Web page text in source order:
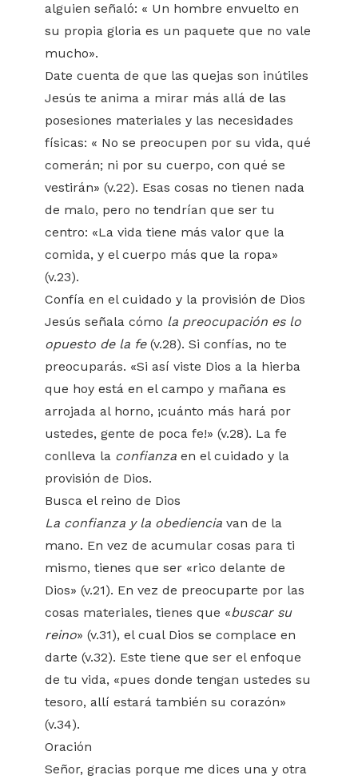
alguien señaló: « Un hombre envuelto en
su propia gloria es un paquete que no vale
mucho».
Date cuenta de que las quejas son inútiles
Jesús te anima a mirar más allá de las
posesiones materiales y las necesidades
físicas: « No se preocupen por su vida, qué
comerán; ni por su cuerpo, con qué se
vestirán» (v.22). Esas cosas no tienen nada
de malo, pero no tendrían que ser tu
centro: «La vida tiene más valor que la
comida, y el cuerpo más que la ropa»
(v.23).
Confía en el cuidado y la provisión de Dios
Jesús señala cómo la preocupación es lo
opuesto de la fe(v.28). Si confías, no te
preocuparás. «Si así viste Dios a la hierba
que hoy está en el campo y mañana es
arrojada al horno, ¡cuánto más hará por
ustedes, gente de poca fe!» (v.28). La fe
conlleva la confianza en el cuidado y la
provisión de Dios.
Busca el reino de Dios
La confianza y la obediencia van de la
mano. En vez de acumular cosas para ti
mismo, tienes que ser «rico delante de
Dios» (v.21). En vez de preocuparte por las
cosas materiales, tienes que «buscar su
reino» (v.31), el cual Dios se complace en
darte (v.32). Este tiene que ser el enfoque
de tu vida, «pues donde tengan ustedes su
tesoro, allí estará también su corazón»
(v.34).
Oración
Señor, gracias porque me dices una y otra